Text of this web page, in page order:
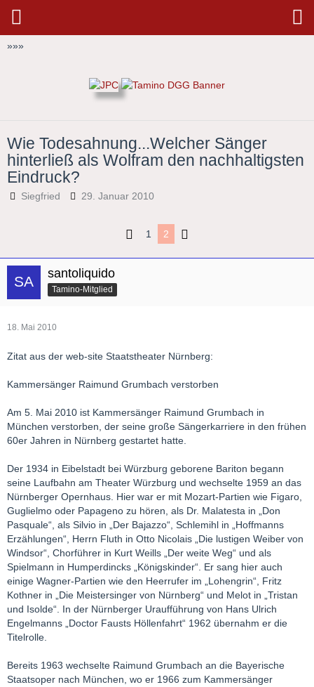
»»»
Wie Todesahnung...Welcher Sänger
hinterließ als Wolfram den nachhaltigsten
Eindruck?
Siegfried 29. Januar 2010
1 2
santoliquido
Tamino-Mitglied
18. Mai 2010
Zitat aus der web-site Staatstheater Nürnberg:
Kammersänger Raimund Grumbach verstorben
Am 5. Mai 2010 ist Kammersänger Raimund Grumbach in
München verstorben, der seine große Sängerkarriere in den frühen
60er Jahren in Nürnberg gestartet hatte.
Der 1934 in Eibelstadt bei Würzburg geborene Bariton begann
seine Laufbahn am Theater Würzburg und wechselte 1959 an das
Nürnberger Opernhaus. Hier war er mit Mozart-Partien wie Figaro,
Guglielmo oder Papageno zu hören, als Dr. Malatesta in „Don
Pasquale“, als Silvio in „Der Bajazzo“, Schlemihl in „Hoffmanns
Erzählungen“, Herrn Fluth in Otto Nicolais „Die lustigen Weiber von
Windsor“, Chorführer in Kurt Weills „Der weite Weg“ und als
Spielmann in Humperdincks „Königskinder“. Er sang hier auch
einige Wagner-Partien wie den Heerrufer im „Lohengrin“, Fritz
Kothner in „Die Meistersinger von Nürnberg“ und Melot in „Tristan
und Isolde“. In der Nürnberger Uraufführung von Hans Ulrich
Engelmanns „Doctor Fausts Höllenfahrt“ 1962 übernahm er die
Titelrolle.
Bereits 1963 wechselte Raimund Grumbach an die Bayerische
Staatsoper nach München, wo er 1966 zum Kammersänger